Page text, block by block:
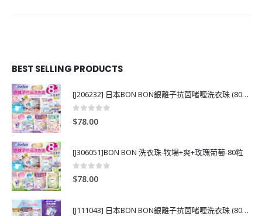
BEST SELLING PRODUCTS
[J206232] 日本BON BON銀離子抗菌啫喱洗衣珠 (80粒)
0
$78.00
[J306051]BON BON 洗衣珠-牧場+爽+玫瑰葡萄-80粒
0out of 5
$78.00
[J111043] 日本BON BON銀離子抗菌啫喱洗衣珠 (80粒)